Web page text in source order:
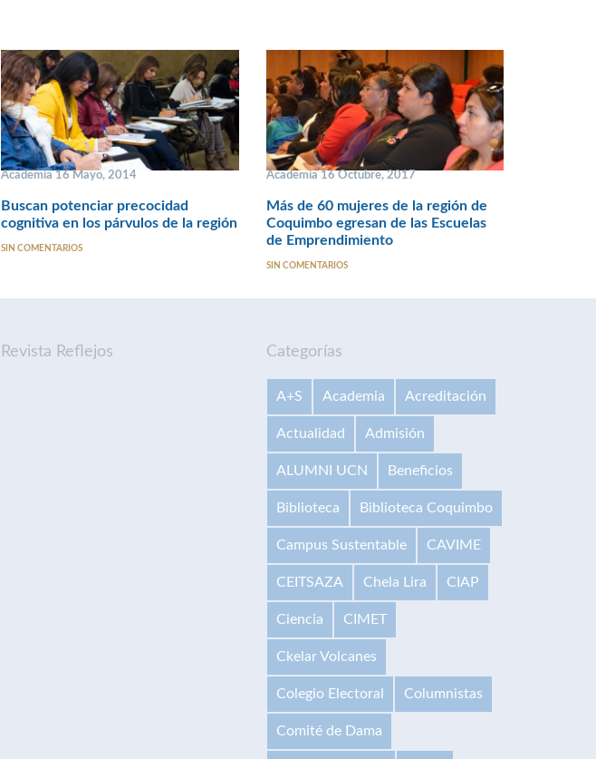
Academia 16 Mayo, 2014
Buscan potenciar precocidad
cognitiva en los párvulos de la región
SIN COMENTARIOS
Academia 16 Octubre, 2017
Más de 60 mujeres de la región de
Coquimbo egresan de las Escuelas
de Emprendimiento
SIN COMENTARIOS
Revista Reflejos Categorías
A+S Academia Acreditación
Actualidad Admisión
ALUMNI UCN Beneficios
Biblioteca Biblioteca Coquimbo
Campus Sustentable CAVIME
CEITSAZA Chela Lira CIAP
Ciencia CIMET
Ckelar Volcanes
Colegio Electoral Columnistas
Comité de Dama